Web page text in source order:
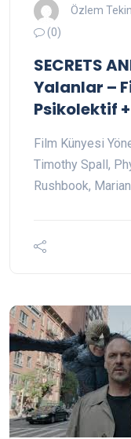
Özlem Tekin
(0)
SECRETS
Yalanlar –
Psikolektif +
Film Künyesi
Timothy Spall,
Rushbook,